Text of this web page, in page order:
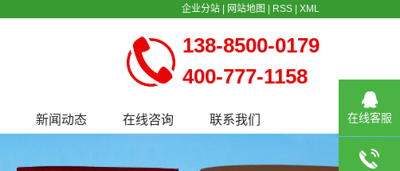
企业分站 网站地图 RSS XML
138-8500-0179
400-777-1158
新闻动态 在线咨询 联系我们 在线客服